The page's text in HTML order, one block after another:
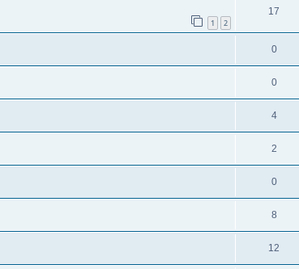
1 2
17
0
0
4
2
0
8
12